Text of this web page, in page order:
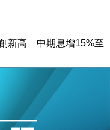
新高 中期息增15%至
預測至4.5% 看好貿易
交「保證金」 43歲女子